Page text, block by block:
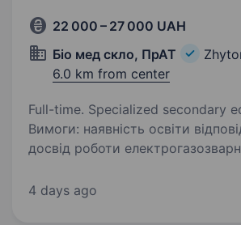
22 000 – 27 000 UAH
Біо мед скло, ПрАТ
6.0 km from center
Full-time. Specialized secondary
Вимоги: наявність освіти відповідного профілю
досвід роботи
вимірювальними приладами та
4 days ago